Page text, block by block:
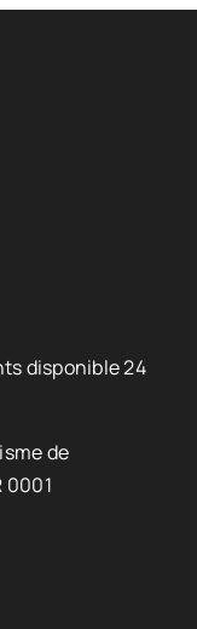
disponible 24
de
0001